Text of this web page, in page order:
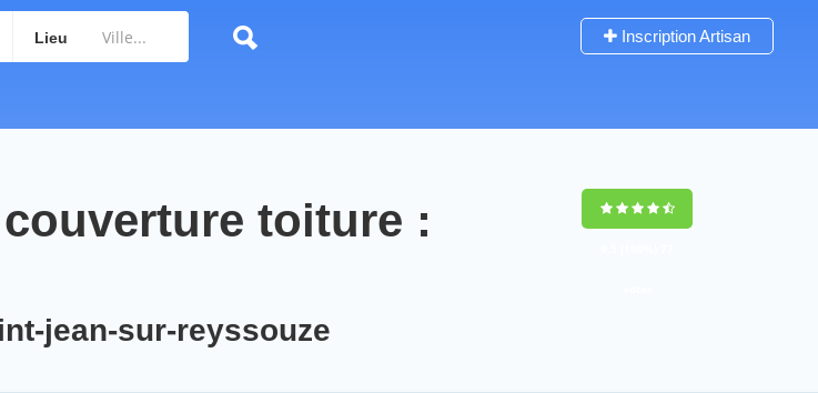
Lieu Inscription Artisan
toiture :
jean-sur-reyssouze